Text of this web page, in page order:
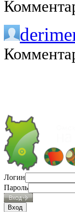
Логин
Пароль